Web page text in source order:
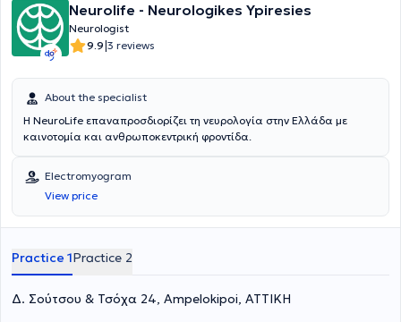
Neurolife - Neurologikes Ypiresies
Neurologist
9.9|3 reviews
About the specialist
Η NeuroLife επαναπροσδιορίζει τη νευρολογία στην Ελλάδα με
καινοτομία και ανθρωποκεντρική φροντίδα.
Electromyogram
View price
Practice 1Practice 2
Δ. Σούτσου & Τσόχα 24, Ampelokipoi, ΑΤΤΙΚΗ